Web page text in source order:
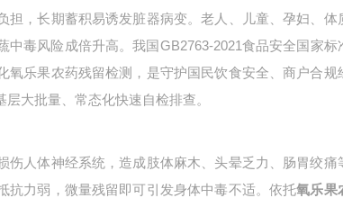
担，长期蓄积易诱发脏器病变。老人、儿童、孕妇、
中毒风险成倍升高。我国 GB2763-2021食品安全国家
氧乐果农药残留检测，是守护国民饮食安全、商户合
层大批量、常态化快速自检排查。
伤人体神经系统，造成肢体麻木、头晕乏力、肠胃绞
抗力弱，微量残留即可引发身体中毒不适。依托氧乐果